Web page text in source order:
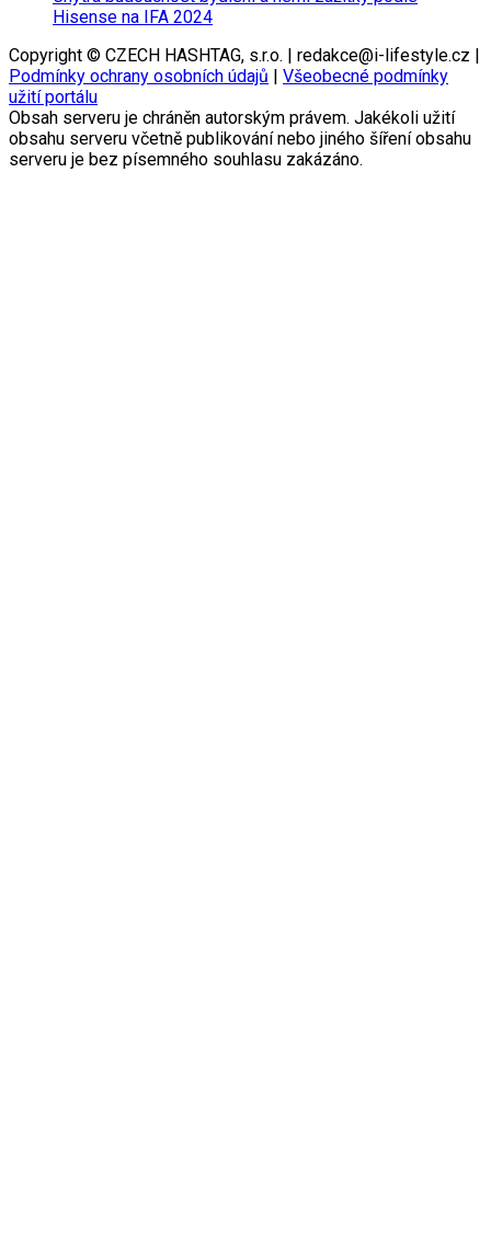
Hisense na IFA 2024
Copyright © CZECH HASHTAG, s.r.o. | redakce@i-lifestyle.cz |
Podmínky ochrany osobních údajů
Všeobecné podmínky
užití portálu
Obsah serveru je chráněn autorským právem. Jakékoli užití
obsahu serveru včetně publikování nebo jiného šíření obsahu
serveru je bez písemného souhlasu zakázáno.